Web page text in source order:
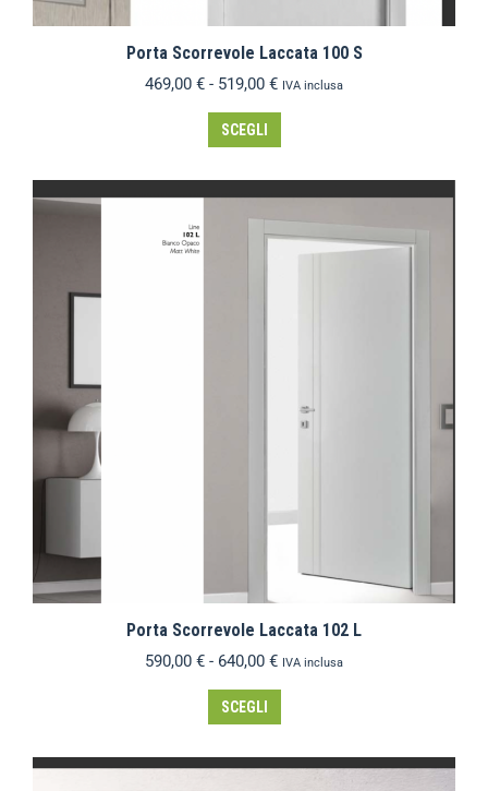
Porta Scorrevole Laccata 100 S
469,00 € - 519,00 € IVA inclusa
SCEGLI
Porta Scorrevole Laccata 102 L
590,00 € - 640,00 € IVA inclusa
SCEGLI